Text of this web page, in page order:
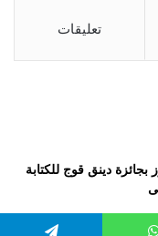
تعليقات
دينق قوج للكتابة